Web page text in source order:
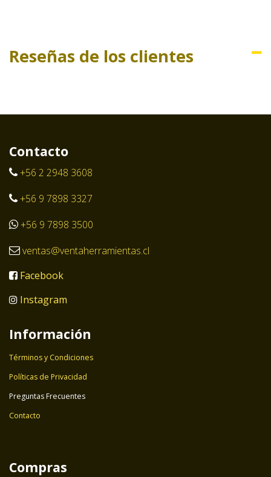
Reseñas de los clientes
Contacto
+56 2 2948 3608
+56 9 7898 3327
+56 9 7898 3500
ventas@ventaherramientas.cl
Facebook
Instagram
Información
Términos y Condiciones
Políticas de Privacidad
Preguntas Frecuentes
Contacto
Compras